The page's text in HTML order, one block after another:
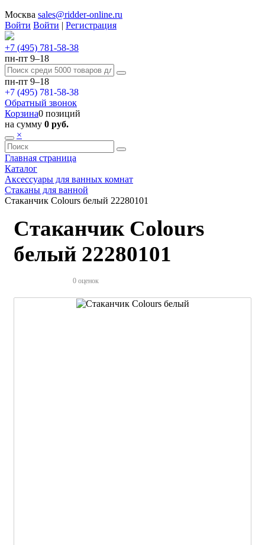
Москва sales@ridder-online.ru
Войти Войти | Регистрация
+7 (495) 781-58-38
пн-пт 9–18
пн-пт 9–18
+7 (495) 781-58-38
Обратный звонок
Корзина0 позиций
на сумму 0 руб.
×
Главная страница
Каталог
Аксессуары для ванных комнат
Стаканы для ванной
Стаканчик Colours белый 22280101
Стаканчик Colours
белый 22280101
0 оценок